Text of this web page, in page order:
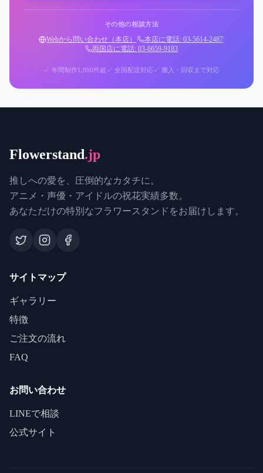
その他の相談方法
Webから問い合わせ（本店） 本店に電話: 03-5614-2487
両国店に電話: 03-6659-9183
✓ 年間制作1,000件超 ✓ 全国配送対応 ✓ 搬入・回収まで対応
Flowerstand.jp
推しへの愛を、圧倒的なカタチに。
アニメ・声優・アイドルの祝花実績多数。
あなただけの特別なフラワースタンドをお届けします。
サイトマップ
ギャラリー
特徴
ご注文の流れ
FAQ
お問い合わせ
LINEで相談
公式サイト